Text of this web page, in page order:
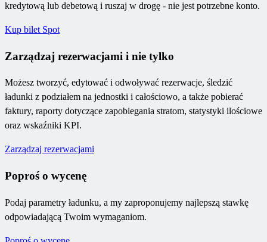
kredytową lub debetową i ruszaj w drogę - nie jest potrzebne konto.
Kup bilet Spot
Zarządzaj rezerwacjami i nie tylko
Możesz tworzyć, edytować i odwoływać rezerwacje, śledzić
ładunki z podziałem na jednostki i całościowo, a także pobierać
faktury, raporty dotyczące zapobiegania stratom, statystyki ilościowe
oraz wskaźniki KPI.
Zarządzaj rezerwacjami
Poproś o wycenę
Podaj parametry ładunku, a my zaproponujemy najlepszą stawkę
odpowiadającą Twoim wymaganiom.